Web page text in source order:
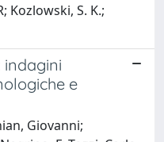
Kozlowski, S. K.;
indagini
e
Giovanni;